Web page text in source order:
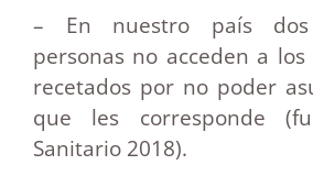
– En nuestro país
personas no acceden a
recetados por no poder
que les corresponde
Sanitario 2018).